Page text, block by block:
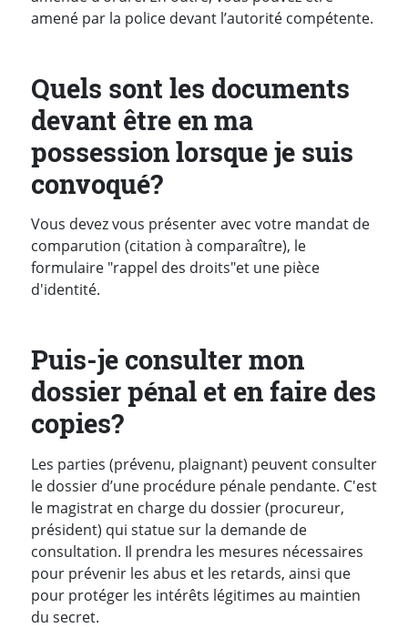
amené par la police devant l’autorité compétente.
Quels sont les documents
devant être en ma
possession lorsque je suis
convoqué?
Vous devez vous présenter avec votre mandat de
comparution (citation à comparaître), le
formulaire "rappel des droits"et une pièce
d'identité.
Puis-je consulter mon
dossier pénal et en faire des
copies?
Les parties (prévenu, plaignant) peuvent consulter
le dossier d’une procédure pénale pendante. C'est
le magistrat en charge du dossier (procureur,
président) qui statue sur la demande de
consultation. Il prendra les mesures nécessaires
pour prévenir les abus et les retards, ainsi que
pour protéger les intérêts légitimes au maintien
du secret.